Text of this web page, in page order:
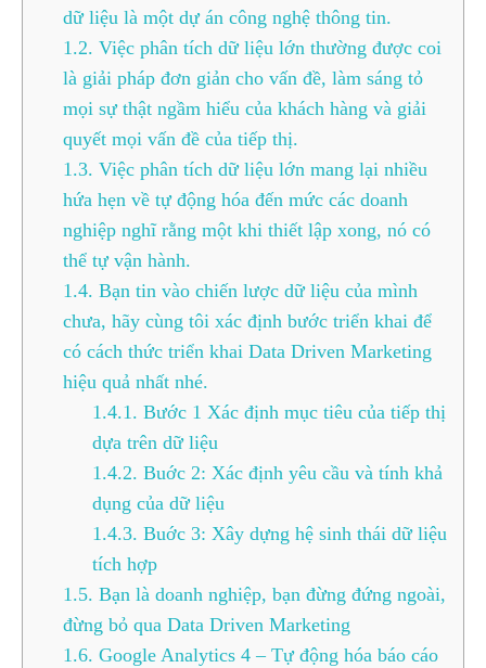
dữ liệu là một dự án công nghệ thông tin.
1.2. Việc phân tích dữ liệu lớn thường được coi
là giải pháp đơn giản cho vấn đề, làm sáng tỏ
mọi sự thật ngầm hiểu của khách hàng và giải
quyết mọi vấn đề của tiếp thị.
1.3. Việc phân tích dữ liệu lớn mang lại nhiều
hứa hẹn về tự động hóa đến mức các doanh
nghiệp nghĩ rằng một khi thiết lập xong, nó có
thể tự vận hành.
1.4. Bạn tin vào chiến lược dữ liệu của mình
chưa, hãy cùng tôi xác định bước triển khai để
có cách thức triển khai Data Driven Marketing
hiệu quả nhất nhé.
1.4.1. Bước 1 Xác định mục tiêu của tiếp thị
dựa trên dữ liệu
1.4.2. Buớc 2: Xác định yêu cầu và tính khả
dụng của dữ liệu
1.4.3. Buớc 3: Xây dựng hệ sinh thái dữ liệu
tích hợp
1.5. Bạn là doanh nghiệp, bạn đừng đứng ngoài,
đừng bỏ qua Data Driven Marketing
1.6. Google Analytics 4 – Tự động hóa báo cáo